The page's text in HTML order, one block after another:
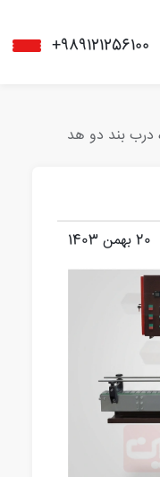
+989121256100
درب بند دو هد
20 بهمن 1403